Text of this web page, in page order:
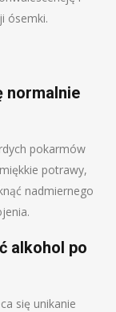
ósemki.
normalnie
pokarmów
potrawy,
nadmiernego
alkohol po
się unikanie